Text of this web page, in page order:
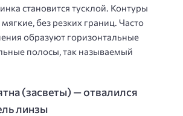
становится тусклой. Контуры
мягкие, без резких границ. Часто
образуют горизонтальные
полосы, так называемый
(засветы) — отвалился
линзы